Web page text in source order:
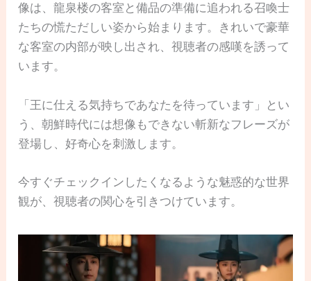
像は、龍泉楼の客室と備品の準備に追われる召喚士
たちの慌ただしい姿から始まります。きれいで豪華
な客室の内部が映し出され、視聴者の感嘆を誘って
います。
「王に仕える気持ちであなたを待っています」とい
う、朝鮮時代には想像もできない斬新なフレーズが
登場し、好奇心を刺激します。
今すぐチェックインしたくなるような魅惑的な世界
観が、視聴者の関心を引きつけています。